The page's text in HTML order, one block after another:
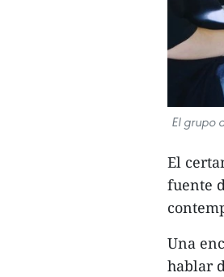
El grupo
El
fuente
Una
hablar